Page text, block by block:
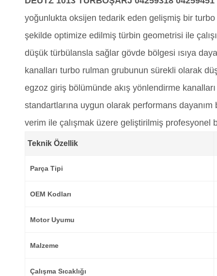
yoğunlukta oksijen tedarik eden gelişmiş bir
şekilde optimize edilmiş türbin geometrisi ile
düşük türbülansla sağlar gövde bölgesi ısıya
kanalları turbo rulman grubunun sürekli olarak
egzoz giriş bölümünde akış yönlendirme
standartlarına uygun olarak performans
verim ile çalışmak üzere geliştirilmiş profesyonel
Teknik Özellik
Parça Tipi
OEM Kodları
Motor Uyumu
Malzeme
Çalışma Sıcaklığı